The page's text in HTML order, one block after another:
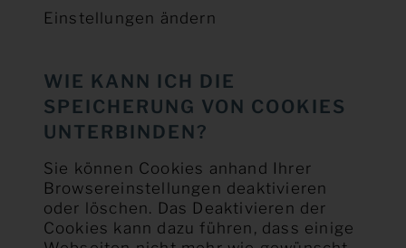
Einstellungen ändern
WIE KANN ICH DIE
SPEICHERUNG VON COOKIES
UNTERBINDEN?
Sie können Cookies anhand Ihrer
Browsereinstellungen deaktivieren
oder löschen. Das Deaktivieren der
Cookies kann dazu führen, dass einige